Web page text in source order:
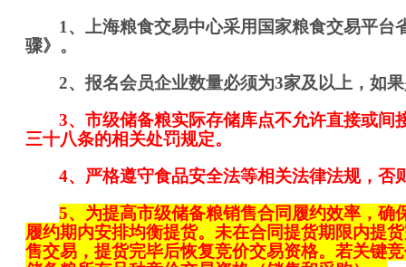
1 、上海粮食交易中心采用国家粮食交易平
骤》。
2、报名会员企业数量必须为3家及以上，如
3、市级储备粮实际存储库点不允许直接或间
三十八条的相关处罚规定。
4、严格遵守食品安全法等相关法律法规，否
5、为提高市级储备粮销售合同履约效率，
履约期内安排均衡提货。未在合同提货期限内提
售交易，提货完毕后恢复竞价交易资格。若关键